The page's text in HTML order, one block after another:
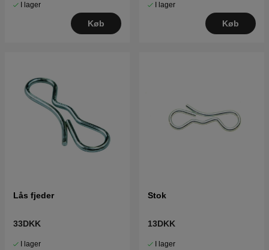
I lager
Køb
I lager
Køb
Lås fjeder
33DKK
I lager
Stok
13DKK
I lager